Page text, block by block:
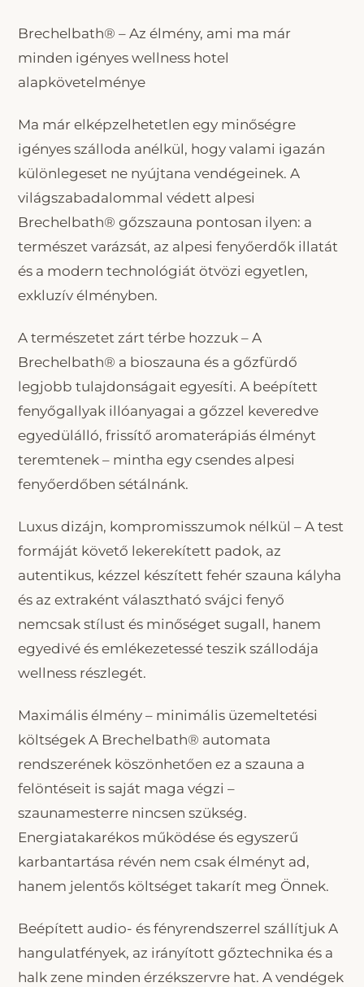
Brechelbath® – Az élmény, ami ma már
minden igényes wellness hotel
alapkövetelménye
Ma már elképzelhetetlen egy minőségre
igényes szálloda anélkül, hogy valami igazán
különlegeset ne nyújtana vendégeinek. A
világszabadalommal védett alpesi
Brechelbath® gőzszauna pontosan ilyen: a
természet varázsát, az alpesi fenyőerdők illatát
és a modern technológiát ötvözi egyetlen,
exkluzív élményben.
A természetet zárt térbe hozzuk – A
Brechelbath® a bioszauna és a gőzfürdő
legjobb tulajdonságait egyesíti. A beépített
fenyőgallyak illóanyagai a gőzzel keveredve
egyedülálló, frissítő aromaterápiás élményt
teremtenek – mintha egy csendes alpesi
fenyőerdőben sétálnánk.
Luxus dizájn, kompromisszumok nélkül – A test
formáját követő lekerekített padok, az
autentikus, kézzel készített fehér szauna kályha
és az extraként választható svájci fenyő
nemcsak stílust és minőséget sugall, hanem
egyedivé és emlékezetessé teszik szállodája
wellness részlegét.
Maximális élmény – minimális üzemeltetési
költségek A Brechelbath® automata
rendszerének köszönhetően ez a szauna a
felöntéseit is saját maga végzi –
szaunamesterre nincsen szükség.
Energiatakarékos működése és egyszerű
karbantartása révén nem csak élményt ad,
hanem jelentős költséget takarít meg Önnek.
Beépített audio- és fényrendszerrel szállítjuk A
hangulatfények, az irányított gőztechnika és a
halk zene minden érzékszervre hat. A vendégek